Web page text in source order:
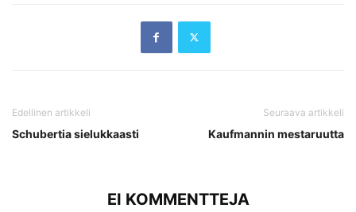
Edellinen artikkeli
Schubertia sielukkaasti
Seuraava artikkeli
Kaufmannin mestaruutta
EI KOMMENTTEJA